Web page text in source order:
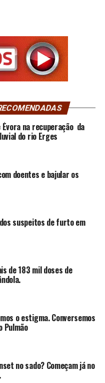
Évora na recuperação da
do rio Erges
doentes e bajular os
suspeitos de furto em
de 183 mil doses de
o estigma. Conversemos
Pulmão
no sado? Começam já no